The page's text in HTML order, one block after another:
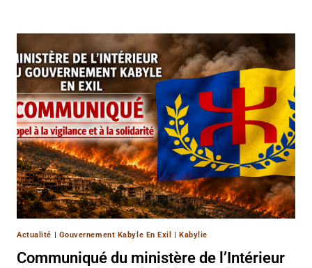
Actualité Gouvernement Kabyle En Exil Kabylie
Communiqué du ministère de l’Intérieur